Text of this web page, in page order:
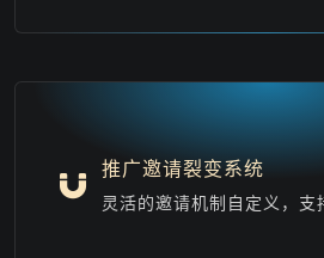
推广邀请裂变系统
灵活的邀请机制自定义，支